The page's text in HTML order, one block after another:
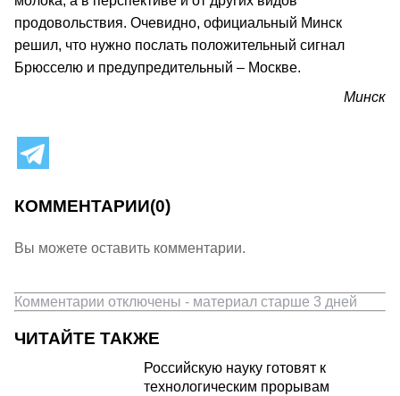
продовольствия. Очевидно, официальный Минск
решил, что нужно послать положительный сигнал
Брюсселю и предупредительный – Москве.
Минск
КОММЕНТАРИИ(0)
Вы можете оставить комментарии.
Комментарии отключены - материал старше 3 дней
ЧИТАЙТЕ ТАКЖЕ
Российскую науку готовят к
технологическим прорывам